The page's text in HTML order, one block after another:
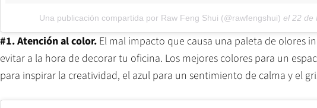
Una publicación compartida por Raw Feng Shui (@rawfengshui) el 22 de
#1. Atención al color. El mal impacto que causa una paleta de olores
evitar a la hora de decorar tu oficina. Los mejores colores para un
para inspirar la creatividad, el azul para un sentimiento de calma y el